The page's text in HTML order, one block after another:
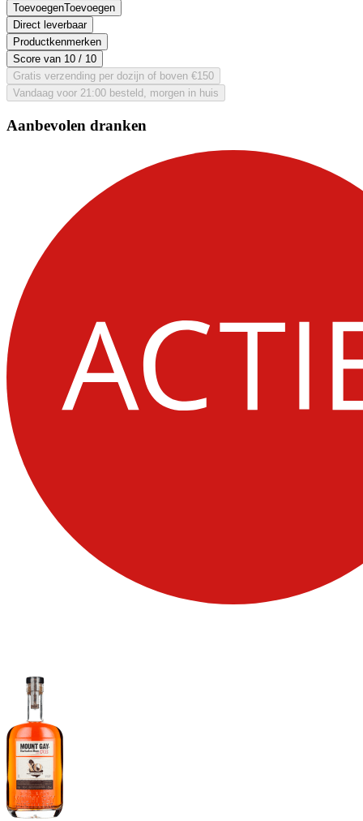
ToevoegenToevoegen
Direct leverbaar
Productkenmerken
Score van 10 / 10
Gratis verzending per dozijn of boven €150
Vandaag voor 21:00 besteld, morgen in huis
Aanbevolen dranken